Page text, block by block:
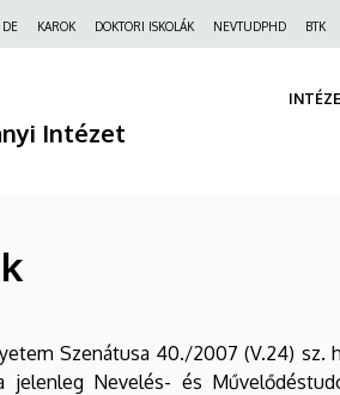
DE KAROK DOKTORI ISKOLÁK NEVTUDPHD BTK
Intézet
Szenátusa 40./2007 (V.24)
jelenleg Nevelés- és